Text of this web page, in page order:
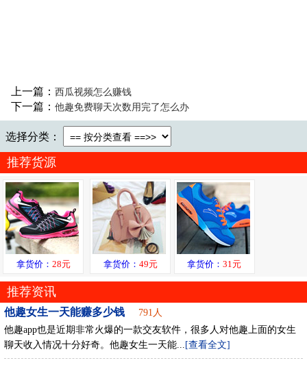
上一篇： 西瓜视频怎么赚钱
下一篇： 他趣免费聊天次数用完了怎么办
选择分类：
推荐货源
拿货价： 28元 拿货价： 49元 拿货价：31元
推荐资讯
他趣女生一天能赚多少钱
791人
他趣app也是近期非常火爆的一款交友软件，很多人对他趣上面的女生
聊天收入情况十分好奇。他趣女生一天能...
[查看全文]